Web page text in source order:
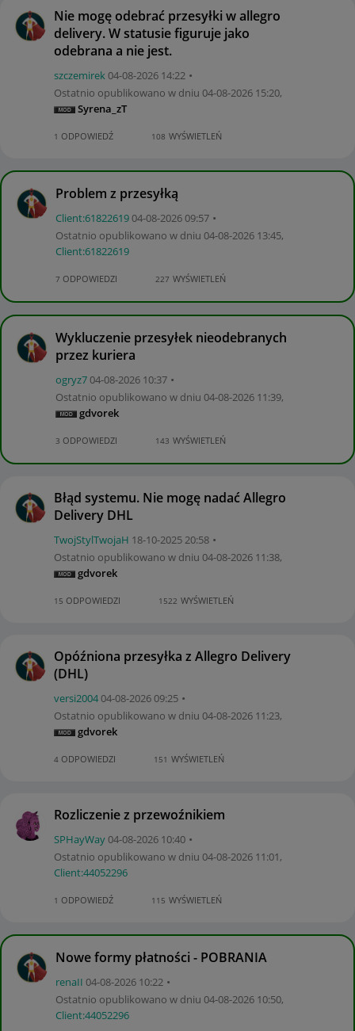
Nie mogę odebrać przesyłki w allegro
delivery. W statusie figuruje jako
odebrana a nie jest.
szczemirek‎04-08-2026 14:22
Ostatnio opublikowano w dniu ‎04-08-2026 15:20,
Syrena_zT
1 ODPOWIEDŹ 108 WYŚWIETLEŃ
Problem z przesyłką
Client:61822619‎04-08-202609:57
Ostatnio opublikowano w dniu ‎04-08-2026 13:45,
Client:61822619
7 ODPOWIEDZI 227 WYŚWIETLEŃ
Wykluczenie przesyłek nieodebranych
przez kuriera
ogryz7‎04-08-2026 10:37
Ostatnio opublikowano w dniu ‎04-08-2026 11:39,
gdvorek
3 ODPOWIEDZI 143 WYŚWIETLEŃ
Błąd systemu. Nie mogę nadać Allegro
Delivery DHL
TwojStylTwojaH ‎18-10-202520:58
Ostatnio opublikowano w dniu ‎04-08-2026 11:38,
gdvorek
15 ODPOWIEDZI 1522 WYŚWIETLEŃ
Opóźniona przesyłka z Allegro Delivery
(DHL)
versi2004‎04-08-202609:25
Ostatnio opublikowano w dniu ‎04-08-2026 11:23,
gdvorek
4 ODPOWIEDZI 151 WYŚWIETLEŃ
Rozliczenie z przewoźnikiem
SPHayWay‎04-08-2026 10:40
Ostatnio opublikowano w dniu ‎04-08-2026 11:01,
Client:44052296
1 ODPOWIEDŹ 115 WYŚWIETLEŃ
Nowe formy płatności - POBRANIA
renaII ‎04-08-2026 10:22
Ostatnio opublikowano w dniu ‎04-08-2026 10:50,
Client:44052296